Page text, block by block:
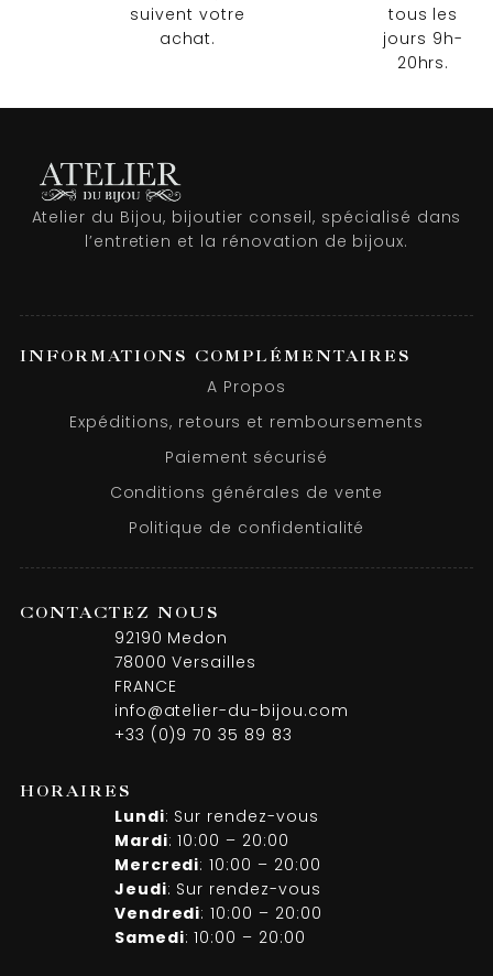
suivent votre
achat.
tous les
jours 9h-
20hrs.
Atelier du Bijou, bijoutier conseil, spécialisé dans
l’entretien et la rénovation de bijoux.
INFORMATIONS COMPLÉMENTAIRES
A Propos
Expéditions, retours et remboursements
Paiement sécurisé
Conditions générales de vente
Politique de confidentialité
CONTACTEZ NOUS
92190 Medon
78000 Versailles
FRANCE
info@atelier-du-bijou.com
+33 (0)9 70 35 89 83
HORAIRES
Lundi: Sur rendez-vous
Mardi: 10:00 – 20:00
Mercredi: 10:00 – 20:00
Jeudi: Sur rendez-vous
Vendredi: 10:00 – 20:00
Samedi: 10:00 – 20:00